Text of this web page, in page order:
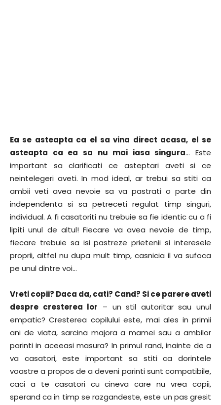
Ea se asteapta ca el sa vina direct acasa, el se
asteapta ca ea sa nu mai iasa singura… Este
important sa clarificati ce asteptari aveti si ce
neintelegeri aveti. In mod ideal, ar trebui sa stiti ca
ambii veti avea nevoie sa va pastrati o parte din
independenta si sa petreceti regulat timp singuri,
individual. A fi casatoriti nu trebuie sa fie identic cu a fi
lipiti unul de altul! Fiecare va avea nevoie de timp,
fiecare trebuie sa isi pastreze prietenii si interesele
proprii, altfel nu dupa mult timp, casnicia il va sufoca
pe unul dintre voi…
Vreti copii? Daca da, cati? Cand? Si ce parere aveti
despre cresterea lor – un stil autoritar sau unul
empatic? Cresterea copilului este, mai ales in primii
ani de viata, sarcina majora a mamei sau a ambilor
parinti in aceeasi masura? In primul rand, inainte de a
va casatori, este important sa stiti ca dorintele
voastre a propos de a deveni parinti sunt compatibile,
caci a te casatori cu cineva care nu vrea copii,
sperand ca in timp se razgandeste, este un pas gresit